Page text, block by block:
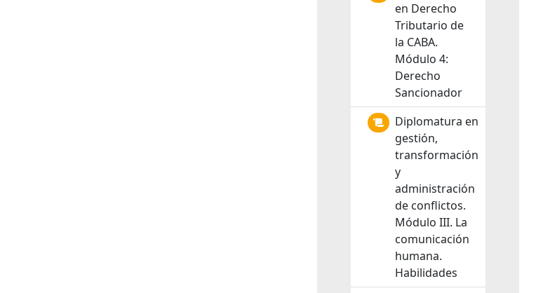
en Derecho
Tributario de
la CABA.
Módulo 4:
Derecho
Sancionador
Diplomatura en
gestión,
transformación
y
administración
de conflictos.
Módulo III. La
comunicación
humana.
Habilidades